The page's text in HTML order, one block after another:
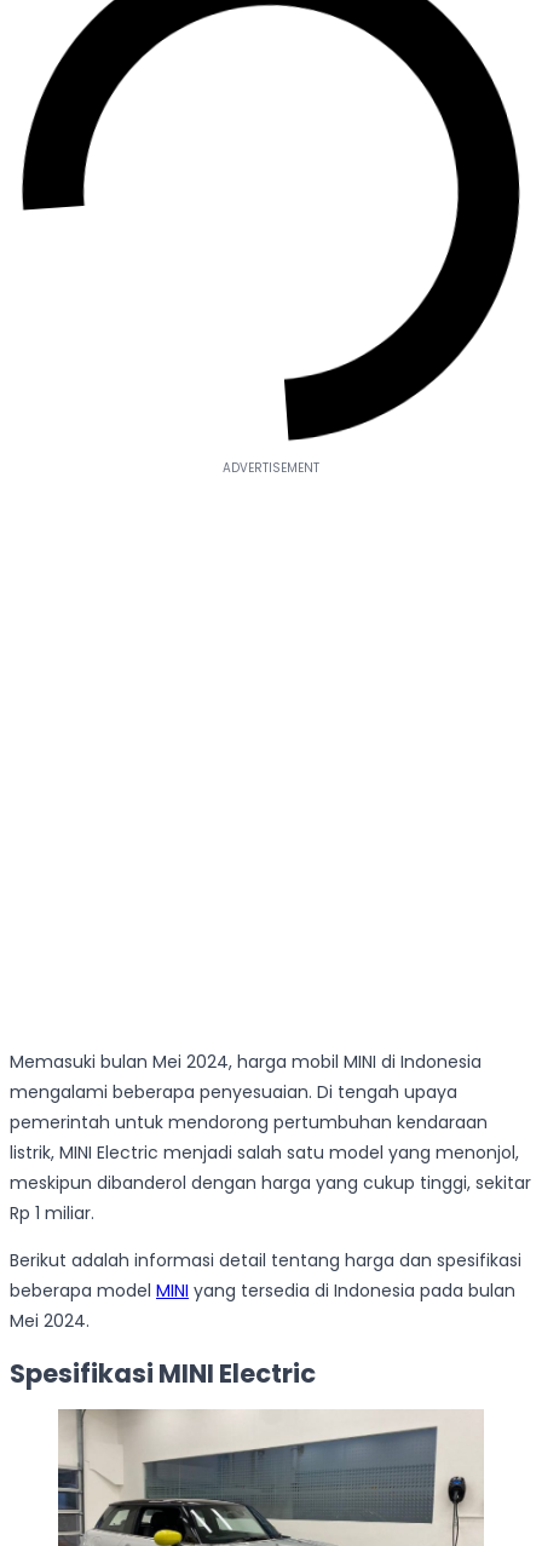
Memasuki bulan Mei 2024, harga mobil MINI di Indonesia
mengalami beberapa penyesuaian. Di tengah upaya
pemerintah untuk mendorong pertumbuhan kendaraan
listrik, MINI Electric menjadi salah satu model yang menonjol,
meskipun dibanderol dengan harga yang cukup tinggi, sekitar
Rp 1 miliar.
Berikut adalah informasi detail tentang harga dan spesifikasi
beberapa model MINI yang tersedia di Indonesia pada bulan
Mei 2024.
Spesifikasi MINI Electric